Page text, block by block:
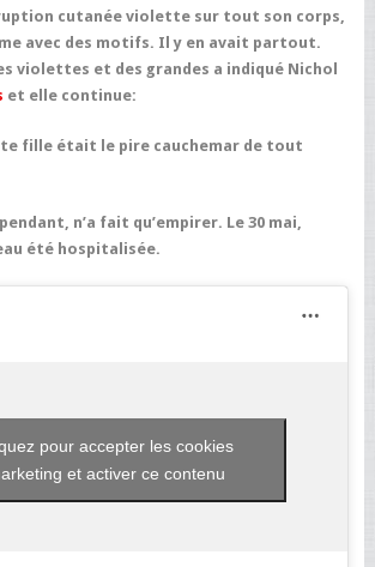
cutanée violette sur tout son corps,
avec des motifs. Il y en avait partout.
violettes et des grandes a indiqué Nichol
et elle continue:
fille était le pire cauchemar de tout
n’a fait qu’empirer. Le 30 mai,
été hospitalisée.
pour accepter les cookies
et activer ce contenu